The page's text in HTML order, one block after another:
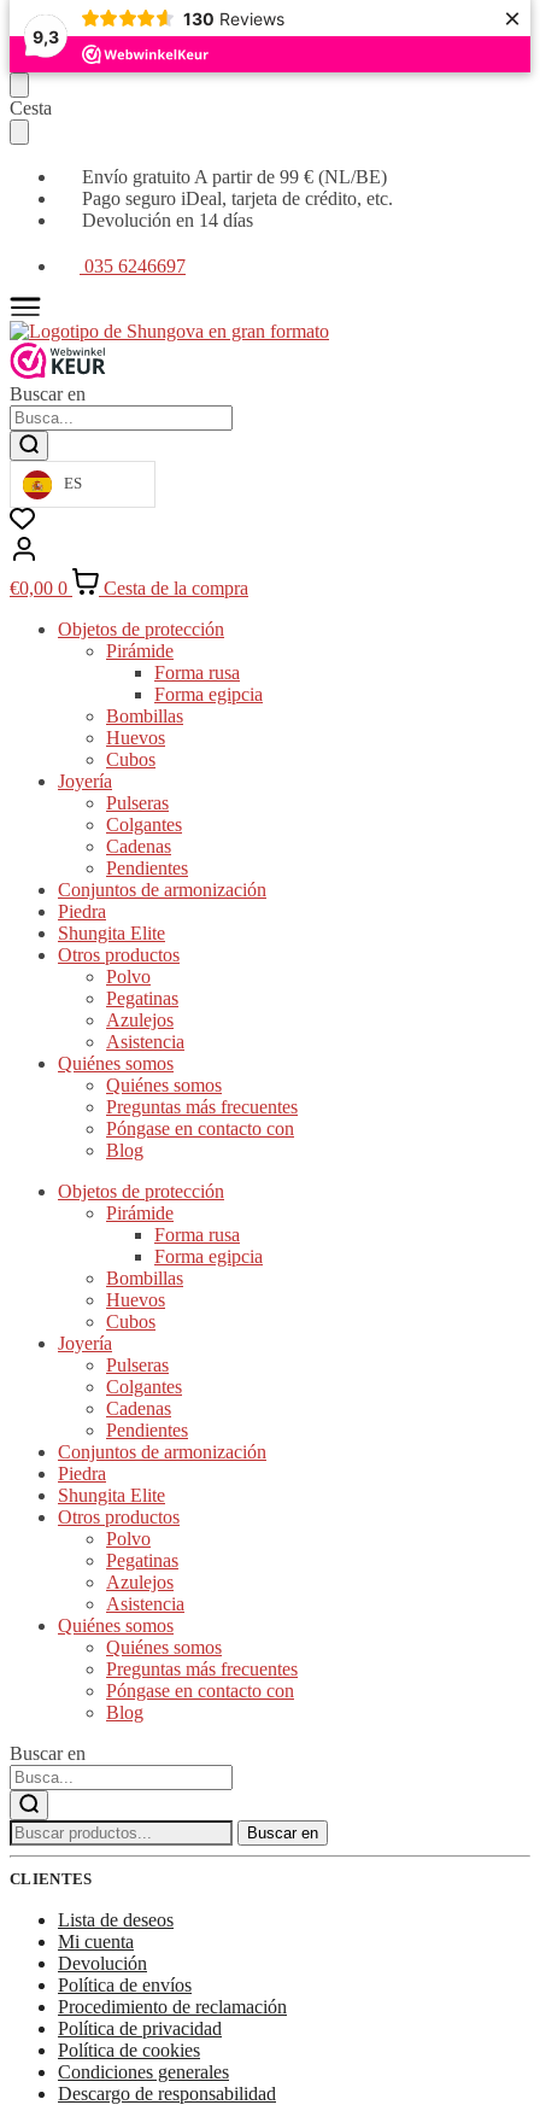
9,3
130 Reviews ×
Seguir
navegando
Ir
al
contenido
Cesta
Envío gratuito A partir de 99 € (NL/BE)
Pago seguro iDeal, tarjeta de crédito, etc.
Devolución en 14 días
035 6246697
Buscar en
ES
€0,00 0
Cesta de la compra
Objetos de protección
Pirámide
Forma rusa
Forma egipcia
Bombillas
Huevos
Cubos
Joyería
Pulseras
Colgantes
Cadenas
Pendientes
Conjuntos de armonización
Piedra
Shungita Elite
Otros productos
Polvo
Pegatinas
Azulejos
Asistencia
Quiénes somos
Quiénes somos
Preguntas más frecuentes
Póngase en contacto con
Blog
Objetos de protección
Pirámide
Forma rusa
Forma egipcia
Bombillas
Huevos
Cubos
Joyería
Pulseras
Colgantes
Cadenas
Pendientes
Conjuntos de armonización
Piedra
Shungita Elite
Otros productos
Polvo
Pegatinas
Azulejos
Asistencia
Quiénes somos
Quiénes somos
Preguntas más frecuentes
Póngase en contacto con
Blog
Buscar en
Buscar: Buscar en
CLIENTES
Lista de deseos
Mi cuenta
Devolución
Política de envíos
Procedimiento de reclamación
Política de privacidad
Política de cookies
Condiciones generales
Descargo de responsabilidad